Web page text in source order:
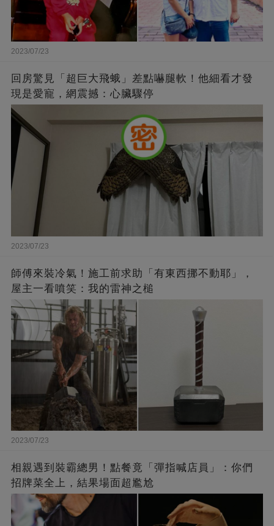
2023/07/23
回房驚見「超巨大飛蛾」差點嚇腿軟！他細看才發
現是愛寵，網震撼：心臟驟停
2023/07/23
師傅來裝冷氣！施工前求助「有東西挪不動耶」，
屋主一看噴笑：我的雷神之槌
2023/07/23
相親遇到裝霸總男！點餐竟「彈指喊店員」：你們
招牌菜全上，結果場面超尷尬